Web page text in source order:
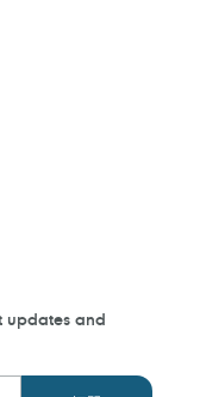
updates and